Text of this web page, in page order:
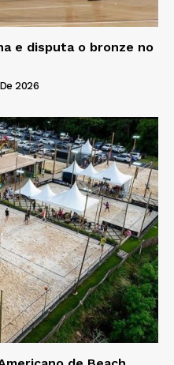
e disputa o bronze no
2026